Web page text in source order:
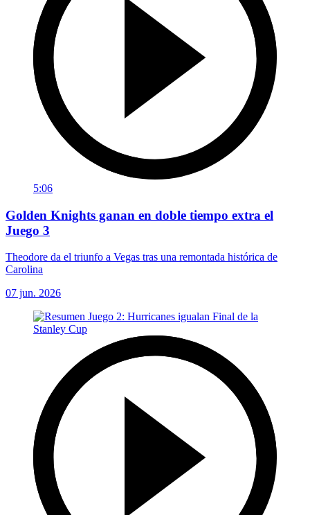
5:06
Golden Knights ganan en doble tiempo extra el
Juego 3
Theodore da el triunfo a Vegas tras una remontada histórica de
Carolina
07 jun. 2026